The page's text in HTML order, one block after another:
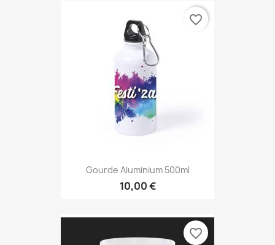
Gourde Aluminium 500ml
10,00 €
favorite_border
favorite_border